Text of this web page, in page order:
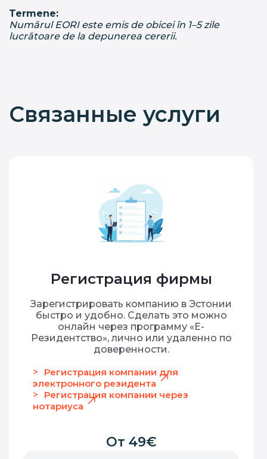
Termene:
Numărul EORI este emis de obicei în 1–5 zile
lucrătoare de la depunerea cererii.
Связанные услуги
Регистрация фирмы
Зарегистрировать компанию в Эстонии
быстро и удобно. Сделать это можно
онлайн через программу «Е-
Резидентство», лично или удаленно по
доверенности.
Регистрация компании для
электронного резидента
Регистрация компании через
нотариуса
От 49€